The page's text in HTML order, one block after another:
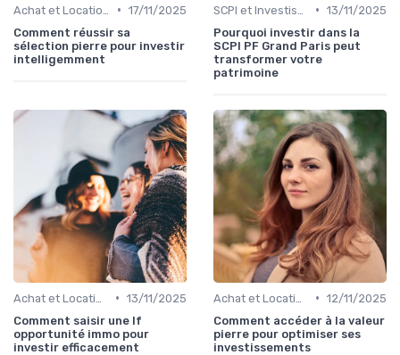
• 17/11/2025
Comment réussir sa
sélection pierre pour investir
intelligemment
• 13/11/2025
Pourquoi investir dans la
SCPI PF Grand Paris peut
transformer votre
patrimoine
• 13/11/2025
Comment saisir une lf
opportunité immo pour
investir efficacement
• 12/11/2025
Comment accéder à la valeur
pierre pour optimiser ses
investissements